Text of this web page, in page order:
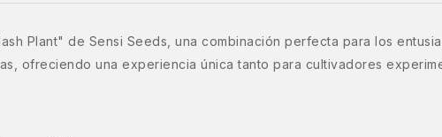
Plant" de Sensi Seeds, una combinación perfecta para los
ofreciendo una experiencia única tanto para cultivadores